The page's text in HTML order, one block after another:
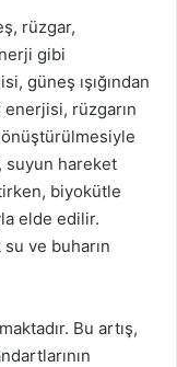
rüzgar,
gibi
güneş ışığından
rüzgarın
hareket
biyokütle
elde edilir.
ve buharın
Bu artış,